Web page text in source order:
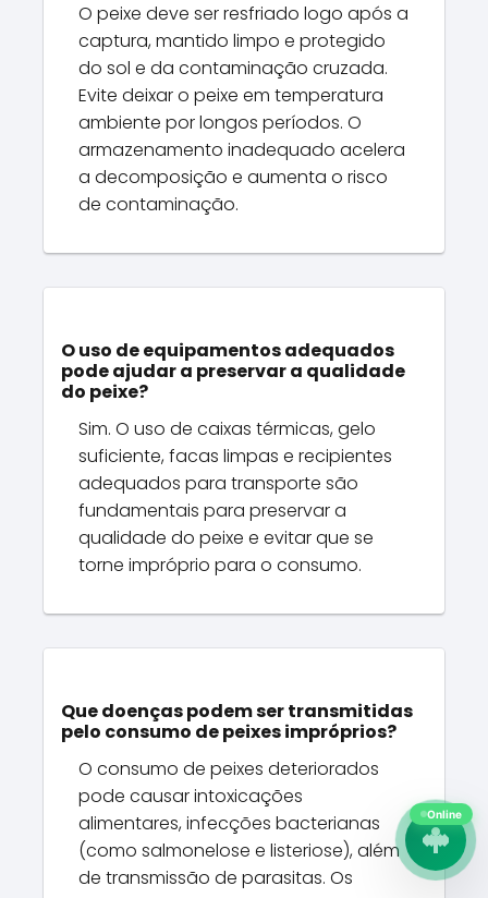
O peixe deve ser resfriado logo após a
captura, mantido limpo e protegido
do sol e da contaminação cruzada.
Evite deixar o peixe em temperatura
ambiente por longos períodos. O
armazenamento inadequado acelera
a decomposição e aumenta o risco
de contaminação.
O uso de equipamentos adequados
pode ajudar a preservar a qualidade
do peixe?
Sim. O uso de caixas térmicas, gelo
suficiente, facas limpas e recipientes
adequados para transporte são
fundamentais para preservar a
qualidade do peixe e evitar que se
torne impróprio para o consumo.
Que doenças podem ser transmitidas
pelo consumo de peixes impróprios?
O consumo de peixes deteriorados
pode causar intoxicações
alimentares, infecções bacterianas
(como salmonelose e listeriose), além
de transmissão de parasitas. Os
Online